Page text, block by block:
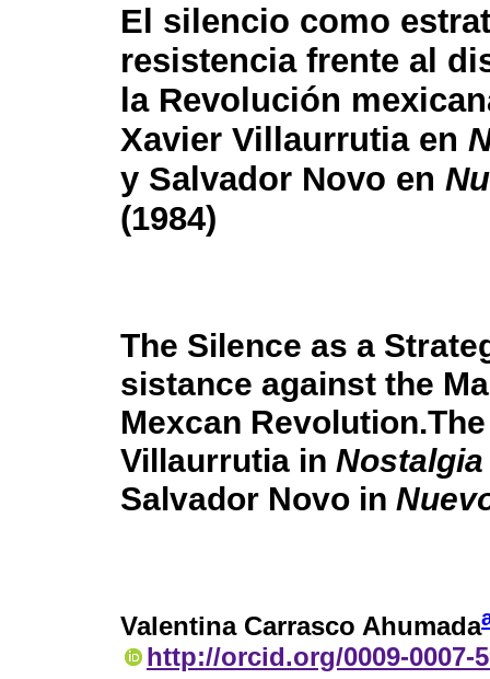
El silencio como
resistencia frente al
la Revolución
Xavier Villaurrutia en
y Salvador Novo en
(1984)
The Silence as a
sistance against the
Mexcan
Villaurrutia in
Salvador Novo in
Valentina Carrasco Ahumada
http://orcid.org/0009-0007-